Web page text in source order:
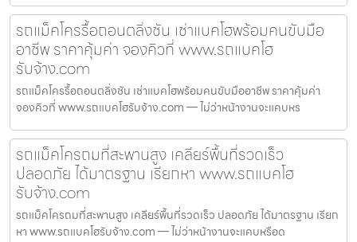
รถแม็คโครรื้อถอนตลิ่งชัน เช่าแบคโฮพร้อมคนขับมือ
อาชีพ ราคาคุ้มค่า จองคิวที่ www.รถแบคโฮ
รับจ้าง.com
รถแม็คโครรื้อถอนตลิ่งชัน เช่าแบคโฮพร้อมคนขับมืออาชีพ ราคาคุ้มค่า
จองคิวที่ www.รถแบคโฮรับจ้าง.com — ไม่ว่าหน้างานจะแคบหร
รถแม็คโครถมที่สะพานสูง เคลียร์พื้นที่รวดเร็ว
ปลอดภัย ได้มาตรฐาน เรียกหา www.รถแบคโฮ
รับจ้าง.com
รถแม็คโครถมที่สะพานสูง เคลียร์พื้นที่รวดเร็ว ปลอดภัย ได้มาตรฐาน เรียก
หา www.รถแบคโฮรับจ้าง.com — ไม่ว่าหน้างานจะแคบหรือด